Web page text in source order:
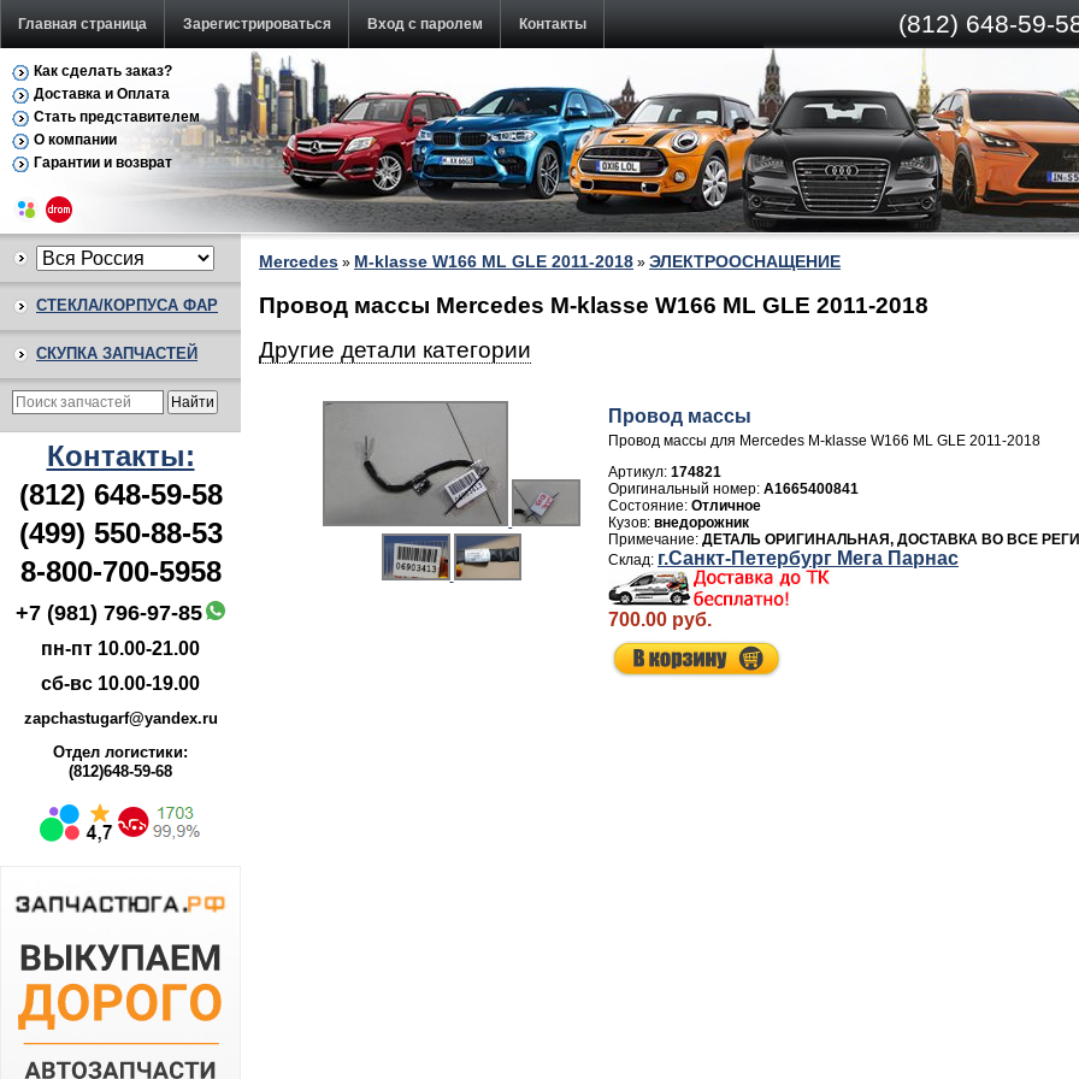
Главная страница Зарегистрироваться Вход с паролем Контакты (812) 648-59-
Как сделать заказ?
Доставка и Оплата
Стать представителем
О компании
Гарантии и возврат
СТЕКЛА/КОРПУСА ФАР
СКУПКА ЗАПЧАСТЕЙ
Контакты:
(812) 648-59-58
(499) 550-88-53
8-800-700-5958
+7 (981) 796-97-85
пн-пт 10.00-21.00
сб-вс 10.00-19.00
zapchastugarf@yandex.ru
Отдел логистики:
(812)648-59-68
Mercedes » M-klasse W166 ML GLE 2011-2018 » ЭЛЕКТРООСНАЩЕНИЕ
Провод массы Mercedes M-klasse W166 ML GLE 2011-2018
Другие детали категории
Провод массы
Провод массы для Mercedes M-klasse W166 ML GLE 2011-2018
Артикул: 174821
A1665400841
Отличное
внедорожник
ДЕТАЛЬ ОРИГИНАЛЬНАЯ, ДОСТАВКА ВО ВСЕ
г.Санкт-Петербург Мега Парнас
700.00 руб.